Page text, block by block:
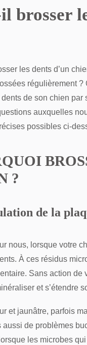
brosser
les dents d’un
régulièrement
de son chien par
auxquelles
possibles ci-
?
de la
nous, lorsque votre
À ces résidus
Sans action de
et s’étendre
et jaunâtre, parfois
aussi de problèmes
les microbes